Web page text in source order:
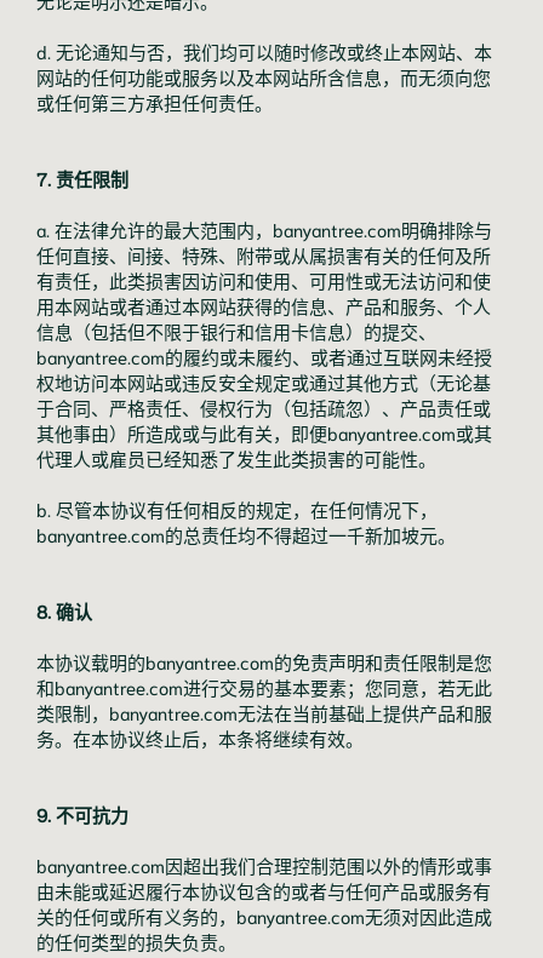
d. 无论通知与否，我们均可以随时修改或终止本网站、本
网站的任何功能或服务以及本网站所含信息，而无须向您
或任何第三方承担任何责任。
7. 责任限制
a. 在法律允许的最大范围内，banyantree.com明确排除与
任何直接、间接、特殊、附带或从属损害有关的任何及所
有责任，此类损害因访问和使用、可用性或无法访问和使
用本网站或者通过本网站获得的信息、产品和服务、个人
信息（包括但不限于银行和信用卡信息）的提交、
banyantree.com的履约或未履约、或者通过互联网未经授
权地访问本网站或违反安全规定或通过其他方式（无论基
于合同、严格责任、侵权行为（包括疏忽）、产品责任或
其他事由）所造成或与此有关，即便banyantree.com或其
代理人或雇员已经知悉了发生此类损害的可能性。
b. 尽管本协议有任何相反的规定，在任何情况下，
banyantree.com的总责任均不得超过一千新加坡元。
8. 确认
本协议载明的banyantree.com的免责声明和责任限制是您
和banyantree.com进行交易的基本要素；您同意，若无此
类限制，banyantree.com无法在当前基础上提供产品和服
务。在本协议终止后，本条将继续有效。
9. 不可抗力
banyantree.com因超出我们合理控制范围以外的情形或事
由未能或延迟履行本协议包含的或者与任何产品或服务有
关的任何或所有义务的，banyantree.com无须对因此造成
的任何类型的损失负责。